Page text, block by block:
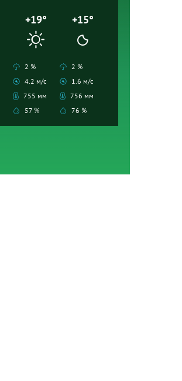
+19°
2 %
4.2 м/с
755 мм
57 %
+15°
2 %
1.6 м/с
756 мм
76 %